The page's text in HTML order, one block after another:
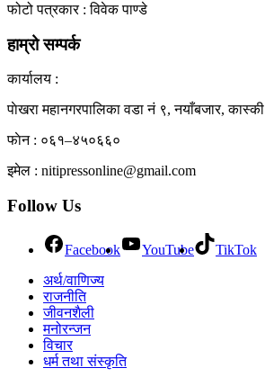
फोटो पत्रकार : विवेक पाण्डे
हाम्रो सम्पर्क
कार्यालय :
पाेखरा महानगरपालिका वडा नं ९, नयाँबजार, कास्की
फाेन : ०६१–४५०६६०
इमेल : nitipressonline@gmail.com
Follow Us
Facebook YouTube
TikTok
अर्थ/वाणिज्य
राजनीति
जीवनशैली
मनोरन्जन
विचार
धर्म तथा संस्कृति